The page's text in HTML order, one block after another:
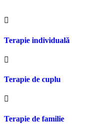
Terapie individuală
Terapie de cuplu
Terapie de familie